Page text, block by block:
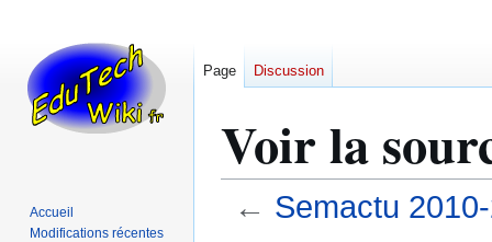
Voir la
← Semactu
Page Discussion
Accueil
Modifications récentes